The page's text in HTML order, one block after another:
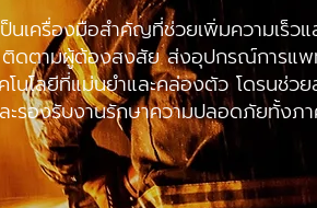
นเครื่องมือสำคัญที่ช่วยเพิ่มความเร็ว
ติดตามผู้ต้องสงสัย ส่งอุปกรณ์การแ
นโลยีที่แม่นยำและคล่องตัว โดรนช่ว
รองรับงานรักษาความปลอดภัยทั้งภา